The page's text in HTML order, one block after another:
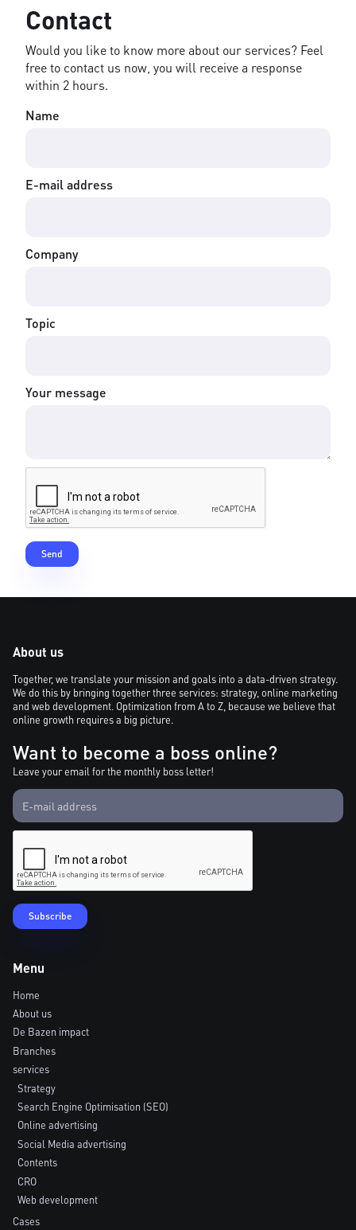
Contact
Would you like to know more about our services? Feel
free to contact us now, you will receive a response
within 2 hours.
Name
E-mail address
Company
Topic
Your message
About us
Together, we translate your mission and goals into a data-driven strategy.
We do this by bringing together three services: strategy, online marketing
and web development. Optimization from A to Z, because we believe that
online growth requires a big picture.
Want to become a boss online?
Leave your email for the monthly boss letter!
Menu
Home
About us
De Bazen impact
Branches
services
Strategy
Search Engine Optimisation (SEO)
Online advertising
Social Media advertising
Contents
CRO
Web development
Cases